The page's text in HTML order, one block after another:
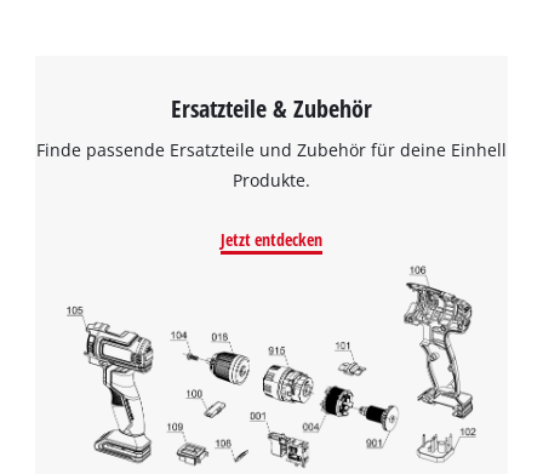
Ersatzteile & Zubehör
Finde passende Ersatzteile und Zubehör für deine Einhell
Produkte.
Jetzt entdecken